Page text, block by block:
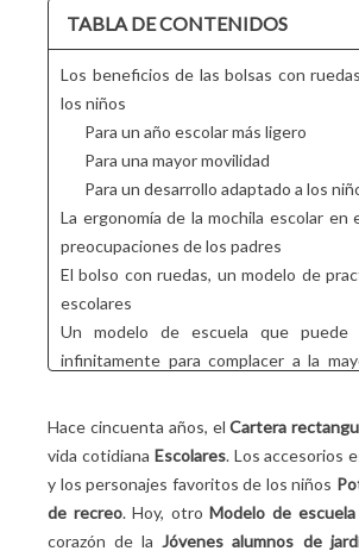
TABLA DE CONTENIDOS
Los beneficios de las bolsas con
los niños
Para un año escolar más ligero
Para una mayor movilidad
Para un desarrollo adaptado a los
La ergonomía de la mochila escolar en
preocupaciones de los padres
El bolso con ruedas, un modelo de
escolares
Un modelo de escuela que puede
infinitamente para complacer a la
Por qué las mochilas con ruedas son
en resumen
Hace cincuenta años, elCartera
vida cotidiana Escolares. Los accesorios
y los personajes favoritos de los niños
de recreo. Hoy, otroModelo de escuela
corazón de la Jóvenes alumnos de